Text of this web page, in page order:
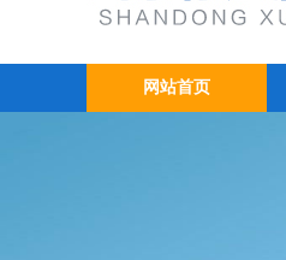
网站首页